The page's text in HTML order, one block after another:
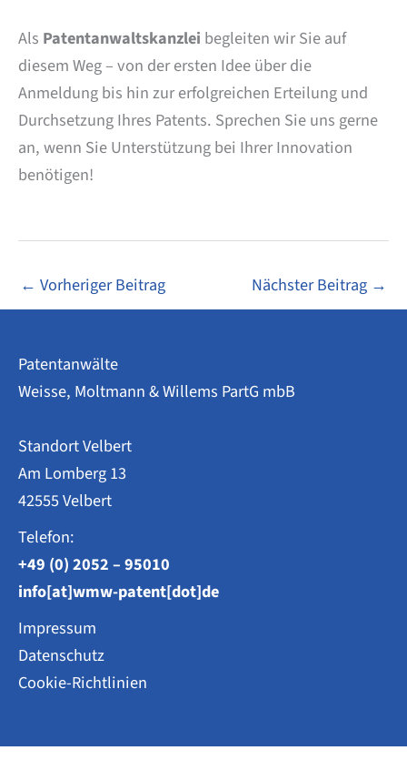
Als Patentanwaltskanzlei begleiten wir Sie auf
diesem Weg – von der ersten Idee über die
Anmeldung bis hin zur erfolgreichen Erteilung und
Durchsetzung Ihres Patents. Sprechen Sie uns gerne
an, wenn Sie Unterstützung bei Ihrer Innovation
benötigen!
← Vorheriger Beitrag Nächster Beitrag →
Patentanwälte
Weisse, Moltmann & Willems PartG mbB
Standort Velbert
Am Lomberg 13
42555 Velbert
Telefon:
+49 (0) 2052 – 95010
info[at]wmw-patent[dot]de
Impressum
Datenschutz
Cookie-Richtlinien